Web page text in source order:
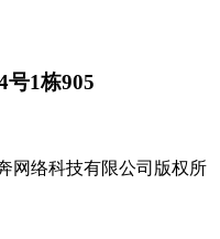
号1栋905
网络科技有限公司版权所